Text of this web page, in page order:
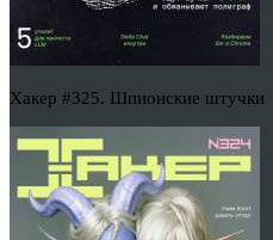
Хакер #325. Шпионские штучки